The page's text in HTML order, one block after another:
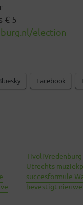
€ 5
election
Facebook
Utrechts
succesformule
bevestigt